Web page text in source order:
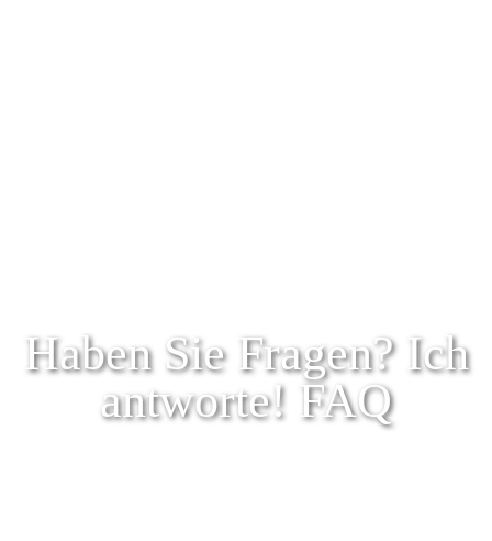
Haben Sie Fragen? Ich
antworte! FAQ